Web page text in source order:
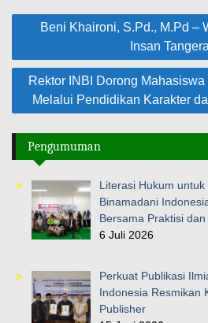
Beni Khaironi, S.Pd., M.Pd –
Insan
Rektor INBI Dorong
Melalui Pendidikan Karakter
Pengumuman
Literasi Hukum
Binamadani
Bersama Praktisi
6 Juli 2026
Perkuat Publikasi
Indonesia Resmikan
Publisher